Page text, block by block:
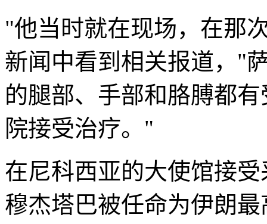
"他当时就在现场，在那
新闻中看到相关报道，"
的腿部、手部和胳膊都
院接受治疗。"
在尼科西亚的大使馆接
穆杰塔巴被任命为伊朗